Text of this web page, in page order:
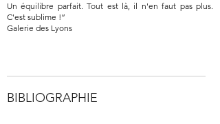
Un équilibre parfait. Tout est là, il n'en faut pas plus.
C'est sublime !”
Galerie des Lyons
BIBLIOGRAPHIE